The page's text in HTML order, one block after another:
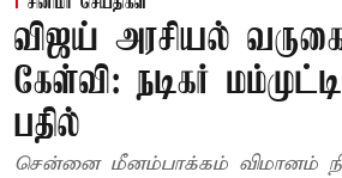
விஜய் அரசியல்
கேள்வி: நடிகர்
பதில்
சென்னை மீனம்பாக்கம் விமானம்